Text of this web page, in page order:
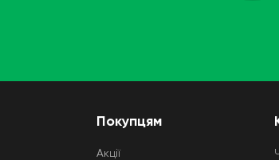
Покупцям
Акції